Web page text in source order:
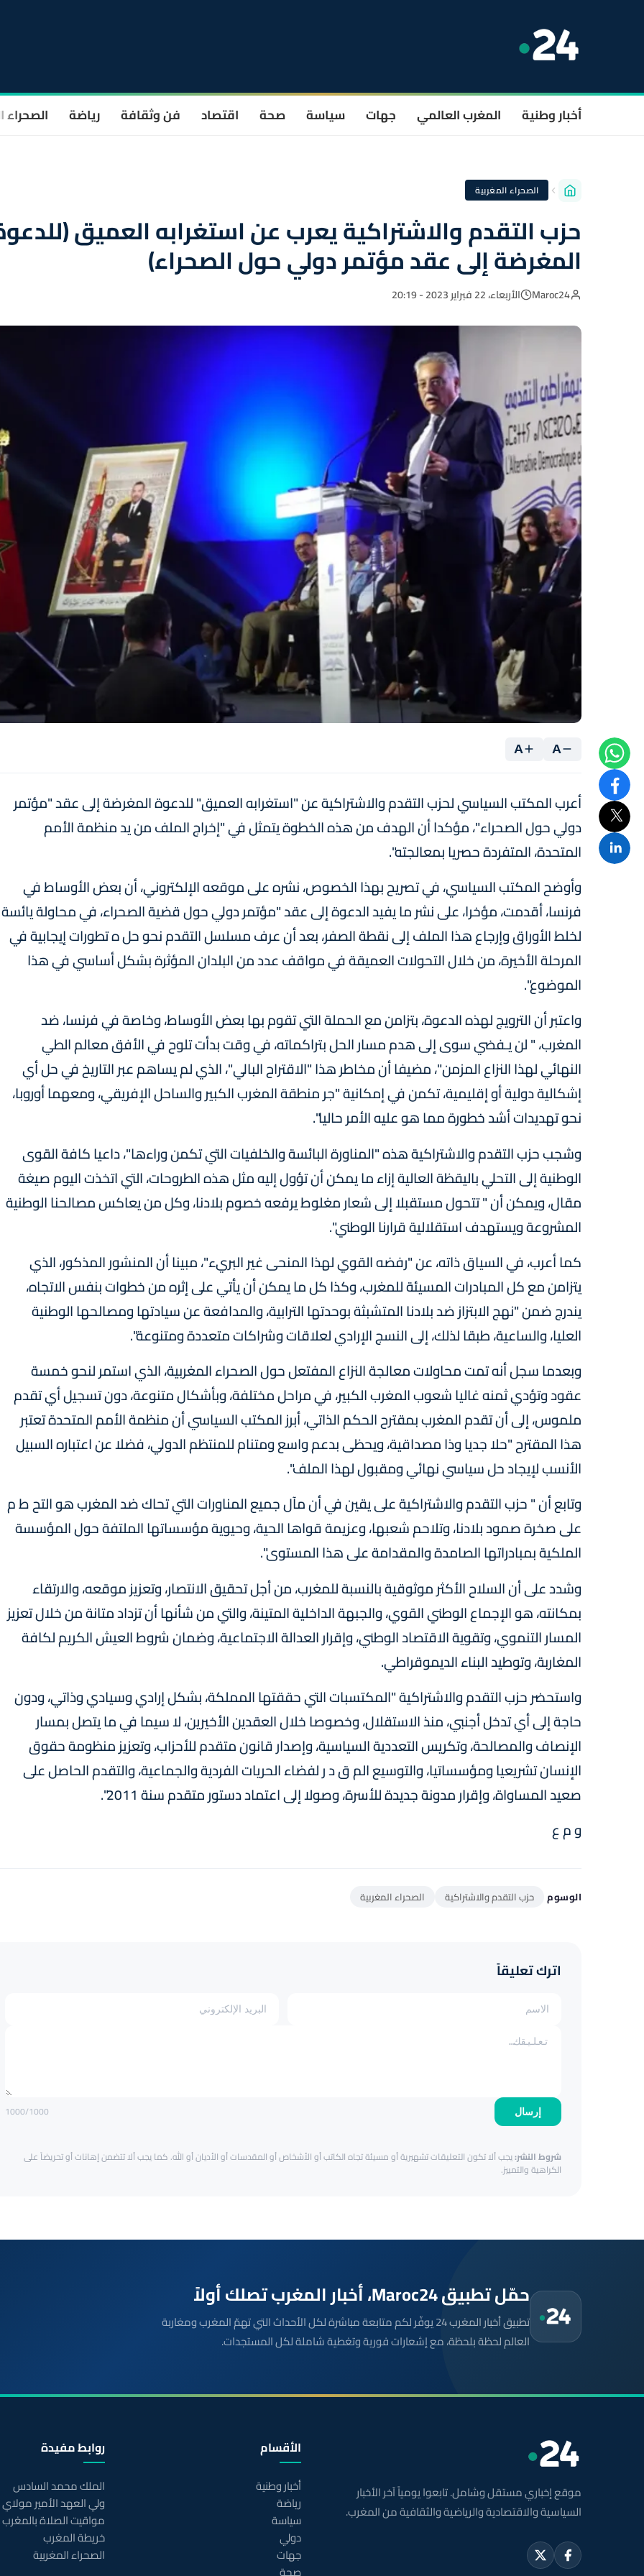
أخبار وطنية المغرب العالمي جهات سياسة صحة اقتصاد فن وثقافة رياضة الصحراء
الصحراء المغربية
حزب التقدم والاشتراكية يعرب عن استغرابه العميق
المغرضة إلى عقد مؤتمر دولي حول الصحراء)
Maroc24 الأربعاء، 22 فبراير 2023 - 20:19
A
A
أعرب المكتب السياسي لحزب التقدم والاشتراكية عن "استغرابه العميق" للدعوة المغرضة إلى عقد "مؤتمر
دولي حول الصحراء"، مؤكدا أن الهدف من هذه الخطوة يتمثل في "إخراج الملف من يد منظمة الأمم
المتحدة، المتفردة حصريا بمعالجته".
وأوضح المكتب السياسي، في تصريح بهذا الخصوص، نشره على موقعه الإلكتروني، أن بعض الأوساط في
فرنسا، أقدمت، مؤخرا، على نشر ما يفيد الدعوة إلى عقد "مؤتمر دولي حول قضية الصحراء، في محاولة يائسة
لخلط الأوراق وإرجاع هذا الملف إلى نقطة الصفر، بعد أن عرف مسلسل التقدم نحو حل ه تطورات إيجابية في
المرحلة الأخيرة، من خلال التحولات العميقة في مواقف عدد من البلدان المؤثرة بشكل أساسي في هذا
الموضوع".
واعتبر أن الترويج لهذه الدعوة، بتزامن مع الحملة التي تقوم بها بعض الأوساط، وخاصة في فرنسا، ضد
المغرب، " لن يـفضي سوى إلى هدم مسار الحل بتراكماته، في وقت بدأت تلوح في الأفق معالم الطي
النهائي لهذا النزاع المزمن"، مضيفا أن مخاطر هذا "الاقتراح البالي"، الذي لم يساهم عبر التاريخ في حل أي
إشكالية دولية أو إقليمية، تكمن في إمكانية "جر منطقة المغرب الكبير والساحل الإفريقي، ومعهما أوروبا،
نحو تهديدات أشد خطورة مما هو عليه الأمر حاليا".
وشجب حزب التقدم والاشتراكية هذه "المناورة البائسة والخلفيات التي تكمن وراءها"، داعيا كافة القوى
الوطنية إلى التحلي باليقظة العالية إزاء ما يمكن أن تؤول إليه مثل هذه الطروحات، التي اتخذت اليوم صيغة
مقال، ويمكن أن " تتحول مستقبلا إلى شعار مغلوط يرفعه خصوم بلادنا، وكل من يعاكس مصالحنا الوطنية
المشروعة ويستهدف استقلالية قرارنا الوطني".
كما أعرب، في السياق ذاته، عن "رفضه القوي لهذا المنحى غير البريء"، مبينا أن المنشور المذكور، الذي
يتزامن مع كل المبادرات المسيئة للمغرب، وكذا كل ما يمكن أن يأتي على إثره من خطوات بنفس الاتجاه،
يندرج ضمن "نهج الابتزاز ضد بلادنا المتشبثة بوحدتها الترابية، والمدافعة عن سيادتها ومصالحها الوطنية
العليا، والساعية، طبقا لذلك، إلى النسج الإرادي لعلاقات وشراكات متعددة ومتنوعة".
وبعدما سجل أنه تمت محاولات معالجة النزاع المفتعل حول الصحراء المغربية، الذي استمر لنحو خمسة
عقود وتؤدي ثمنه غاليا شعوب المغرب الكبير، في مراحل مختلفة، وبأشكال متنوعة، دون تسجيل أي تقدم
ملموس، إلى أن تقدم المغرب بمقترح الحكم الذاتي، أبرز المكتب السياسي أن منظمة الأمم المتحدة تعتبر
هذا المقترح "حلا جديا وذا مصداقية، ويحظى بدعم واسع ومتنام للمنتظم الدولي، فضلا عن اعتباره السبيل
الأنسب لإيجاد حل سياسي نهائي ومقبول لهذا الملف".
وتابع أن " حزب التقدم والاشتراكية على يقين في أن مآل جميع المناورات التي تحاك ضد المغرب هو التح ط م
على صخرة صمود بلادنا، وتلاحم شعبها، وعزيمة قواها الحية، وحيوية مؤسساتها الملتفة حول المؤسسة
الملكية بمبادراتها الصامدة والمقدامة على هذا المستوى".
وشدد على أن السلاح الأكثر موثوقية بالنسبة للمغرب، من أجل تحقيق الانتصار، وتعزيز موقعه، والارتقاء
بمكانته، هو الإجماع الوطني القوي، والجبهة الداخلية المتينة، والتي من شأنها أن تزداد متانة من خلال تعزيز
المسار التنموي، وتقوية الاقتصاد الوطني، وإقرار العدالة الاجتماعية، وضمان شروط العيش الكريم لكافة
المغاربة، وتوطيد البناء الديموقراطي.
واستحضر حزب التقدم والاشتراكية "المكتسبات التي حققتها المملكة، بشكل إرادي وسيادي وذاتي، ودون
حاجة إلى أي تدخل أجنبي، منذ الاستقلال، وخصوصا خلال العقدين الأخيرين، لا سيما في ما يتصل بمسار
الإنصاف والمصالحة، وتكريس التعددية السياسية، وإصدار قانون متقدم للأحزاب، وتعزيز منظومة حقوق
الإنسان تشريعيا ومؤسساتيا، والتوسيع الم ق د ر لفضاء الحريات الفردية والجماعية، والتقدم الحاصل على
صعيد المساواة، وإقرار مدونة جديدة للأسرة، وصولا إلى اعتماد دستور متقدم سنة 2011".
و م ع
الوسوم حزب التقدم والاشتراكية الصحراء المغربية
اترك تعليقاً
إرسال 1000/1000
شروط النشر:يجب ألا تكون التعليقات تشهيرية أو مسيئة تجاه الكاتب أو الأشخاص أو المقدسات أو الأديان أو الله. كما يجب ألا تتضمن إهانات أو تحريضاً على
الكراهية والتمييز.
حمّل تطبيق Maroc24، أخبار المغرب تصلك أولاً
تطبيق أخبار المغرب 24 يوفّر لكم متابعة مباشرة لكل الأحداث التي تهمّ المغرب ومغاربة
العالم لحظة بلحظة، مع إشعارات فورية وتغطية شاملة لكل المستجدات.
موقع إخباري مستقل وشامل. تابعوا يومياً آخر الأخبار
السياسية والاقتصادية والرياضية والثقافية من المغرب.
الأقسام
أخبار وطنية
رياضة
سياسة
دولي
جهات
روابط مفيدة
الملك محمد السادس
ولي العهد الأمير
مواقيت الصلاة بالمغرب
خريطة المغرب
الصحراء المغربية